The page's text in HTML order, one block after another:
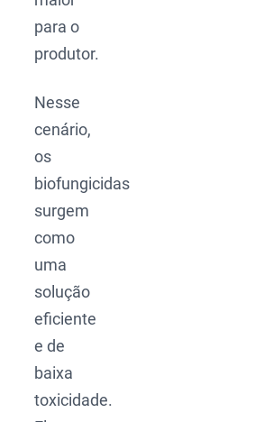
para o
produtor.
Nesse
cenário,
os
biofungicidas
surgem
como
uma
solução
eficiente
e de
baixa
toxicidade.